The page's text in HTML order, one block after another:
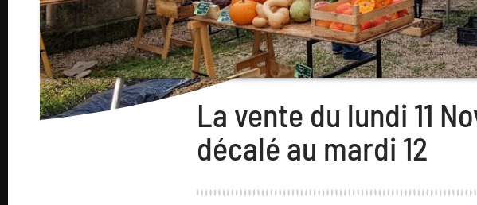
La vente du lundi 11
décalé au mardi 12